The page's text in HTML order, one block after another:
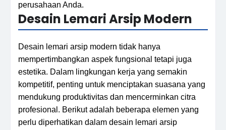
perusahaan Anda.
Desain Lemari Arsip Modern
Desain lemari arsip modern tidak hanya
mempertimbangkan aspek fungsional tetapi juga
estetika. Dalam lingkungan kerja yang semakin
kompetitif, penting untuk menciptakan suasana yang
mendukung produktivitas dan mencerminkan citra
profesional. Berikut adalah beberapa elemen yang
perlu diperhatikan dalam desain lemari arsip